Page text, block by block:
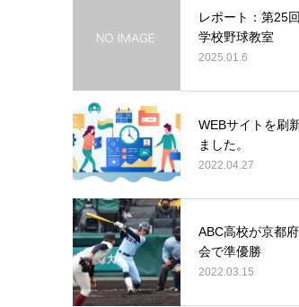
レポート：第25
学校野球教室
2025.01.6
WEBサイトを刷
ました。
2022.04.27
ABC高校が京都
会で準優勝
2022.03.15